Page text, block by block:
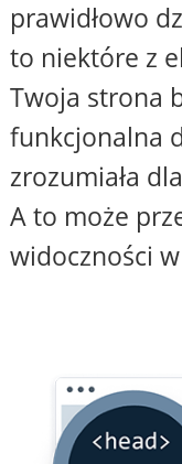
prawidłowo
to niektóre z
Twoja strona
funkcjonalna
zrozumiała
A to może
widoczności